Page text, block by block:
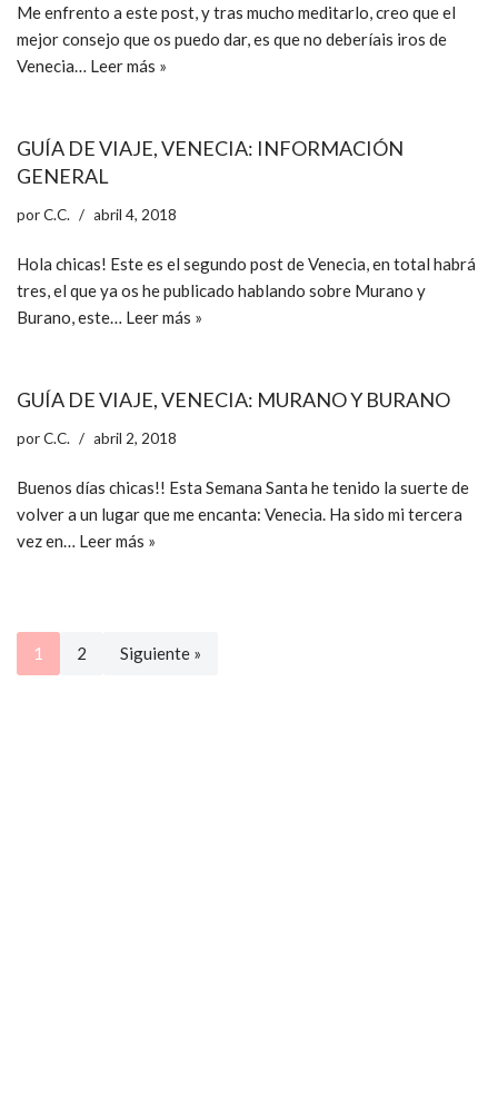
Me enfrento a este post, y tras mucho meditarlo, creo que el
mejor consejo que os puedo dar, es que no deberíais iros de
Venecia… Leer más »
GUÍA DE VIAJE, VENECIA: INFORMACIÓN
GENERAL
porC.C. abril 4, 2018
Hola chicas! Este es el segundo post de Venecia, en total habrá
tres, el que ya os he publicado hablando sobre Murano y
Burano, este… Leer más »
GUÍA DE VIAJE, VENECIA: MURANO Y BURANO
porC.C. abril 2, 2018
Buenos días chicas!! Esta Semana Santa he tenido la suerte de
volver a un lugar que me encanta: Venecia. Ha sido mi tercera
vez en… Leer más »
1 2 Siguiente »